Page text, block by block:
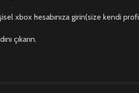
xbox hesabınıza girin(size kendi
çıkarın.